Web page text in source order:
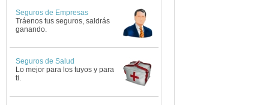
Seguros de Empresas
Tráenos tus seguros, saldrás
ganando.
Seguros de Salud
Lo mejor para los tuyos y para
ti.